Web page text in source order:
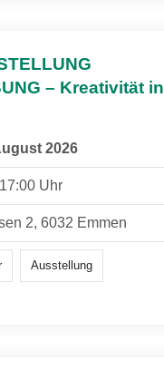
– Kreativität in
2026
Uhr
2, 6032 Emmen
Ausstellung